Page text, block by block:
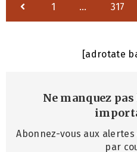
1 … 317
[adrotate
Ne manquez
Abonnez-vous aux
par